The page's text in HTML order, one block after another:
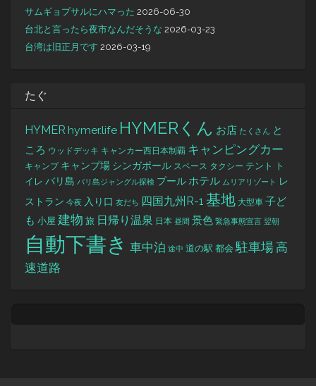
サムギョプサルにハマった 2026-06-30
台北と言ったら夜市なんだそうな 2026-03-23
台湾は旧正月です 2026-03-19
たぐ
HYMER hymer.life HYMERくん お店 たくさん と
ころ ウッドデッキ キャンカー西日本制覇 キャンピングカー
キャンプ キャンプ場 シンガポール スペース タクシー テント
ト
イレ バリ島 バリ島ジャングル探検 プール ホテル ムリアリゾート
レ
ストラン 今夜 入り口 友だち 四国九州R-1 基地 大型車 子ど
も 小屋 建物 旅 日帰り温泉 日本 昼間 景色 緊急事態宣言 翌朝
自動下書き 車中泊 途中 道の駅 都会 駐車場高
速道路